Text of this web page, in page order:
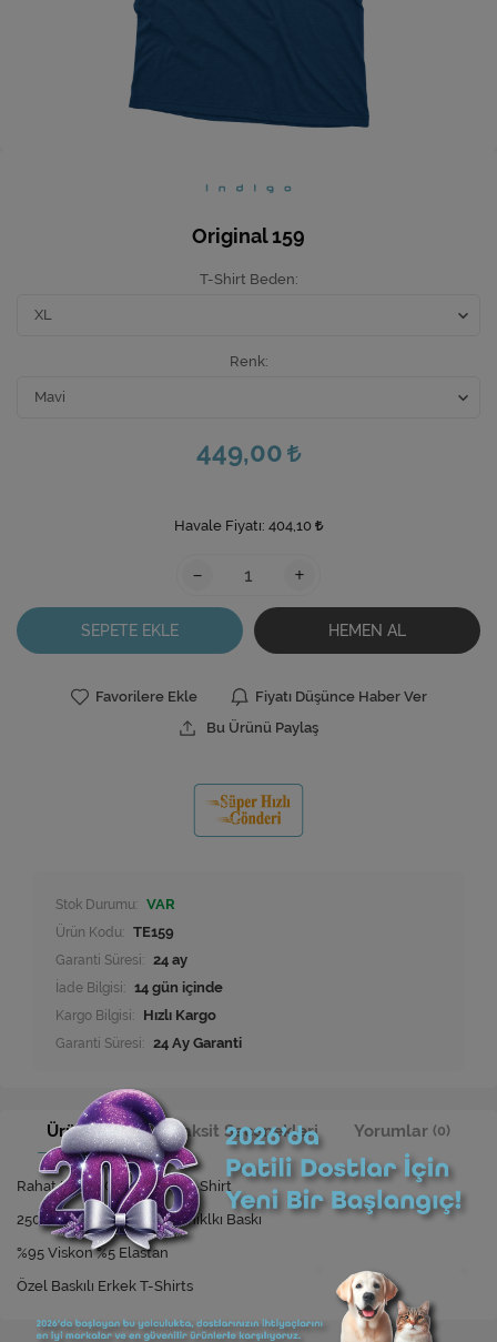
Mutfak
Original 159
T-Shirt Beden
Renk
449,00
Havale Fiyatı: 404,10
- +
SEPETE EKLE HEMEN AL
Favorilere Ekle
Fiyatı Düşünce Haber Ver
Bu Ürünü Paylaş
Stok Durumu: VAR
Ürün Kodu: TE159
Garanti Süresi: 24 ay
İade Bilgisi:
Kargo Bilgisi: Hızlı Kargo
Garanti Süresi: 24 Ay Garanti
Ürün Bilgisi Taksit Seçenekleri Yorumlar (0)
Rahat Kesim Özel Baskılı T-Shirt
250 Yıkamaya Kadar Dayanıklkı Baskı
%95 Viskon %5 Elastan
Özel Baskılı Erkek T-Shirts